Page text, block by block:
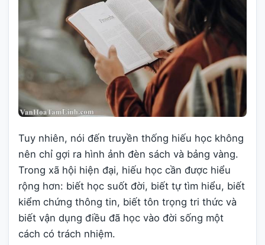
Tuy nhiên, nói đến truyền thống hiếu học không
nên chỉ gợi ra hình ảnh đèn sách và bảng vàng.
Trong xã hội hiện đại, hiếu học cần được hiểu
rộng hơn: biết học suốt đời, biết tự tìm hiểu, biết
kiểm chứng thông tin, biết tôn trọng tri thức và
biết vận dụng điều đã học vào đời sống một
cách có trách nhiệm.